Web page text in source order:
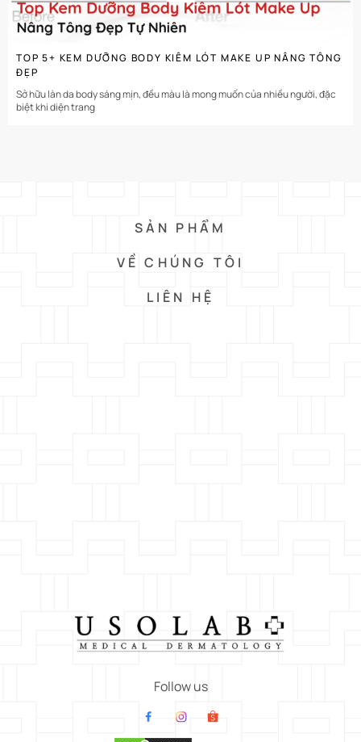
TOP 5+ KEM DƯỠNG BODY KIÊM LÓT MAKE UP NÂNG TÔNG
ĐẸP
Sở hữu làn da body sáng mịn, đều màu là mong muốn của nhiều người, đặc
biệt khi diện trang
SẢN PHẨM
VỀ CHÚNG TÔI
LIÊN HỆ
Follow us